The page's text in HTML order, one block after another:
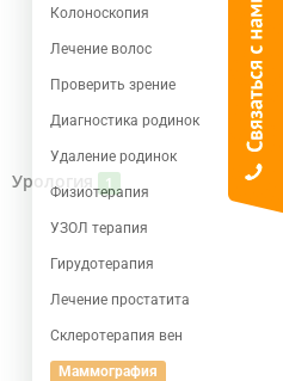
Урология 1
Колоноскопия
Лечение волос
Проверить зрение
Диагностика родинок
Удаление родинок
Физиотерапия
УЗОЛ терапия
Гирудотерапия
Лечение простатита
Склеротерапия вен
Маммография